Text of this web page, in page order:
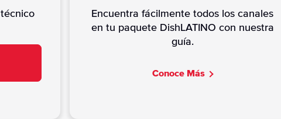
Encuentra fácilmente todos los canales
en tu paquete DishLATINO con nuestra
guía.
Conoce Más